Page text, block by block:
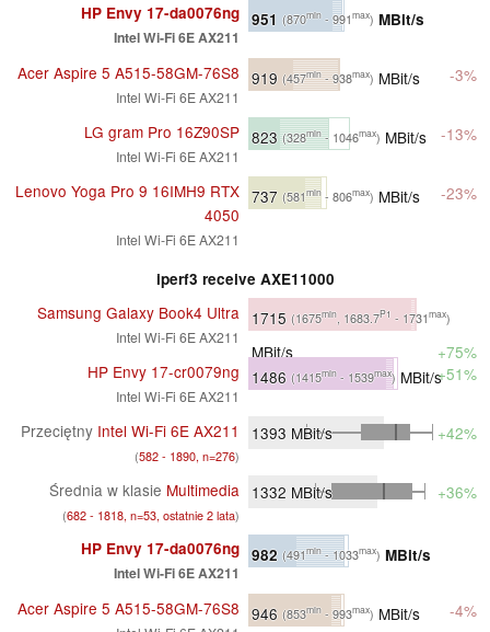
HP Envy 17-da0076ng
Intel Wi-Fi 6E AX211
951 (870min - 991max) MBit/s
Acer Aspire 5 A515-58GM-76S8
Intel Wi-Fi 6E AX211
919 (457min- 938max) MBit/s -3%
LG gram Pro 16Z90SP
Intel Wi-Fi 6E AX211
823 (328min- 1046max) MBit/s -13%
Lenovo Yoga Pro 9 16IMH9 RTX
4050
Intel Wi-Fi 6E AX211
737 (581min - 806max) MBit/s -23%
iperf3 receive AXE11000
Samsung Galaxy Book4 Ultra
Intel Wi-Fi 6E AX211
1715 (1675min, 1683.7P1 - 1731max)
MBit/s
+75%
HP Envy 17-cr0079ng
Intel Wi-Fi 6E AX211
1486 (1415min - 1539max) MBit/s+51%
Przeciętny Intel Wi-Fi 6E AX211
(582 - 1890, n=276)
1393 MBit/s +42%
Średnia w klasie Multimedia
(682 - 1818, n=53, ostatnie 2 lata)
1332 MBit/s +36%
HP Envy 17-da0076ng
Intel Wi-Fi 6E AX211
982 (491min- 1033max) MBit/s
Acer Aspire 5 A515-58GM-76S8 946 (853min - 993max) MBit/s -4%